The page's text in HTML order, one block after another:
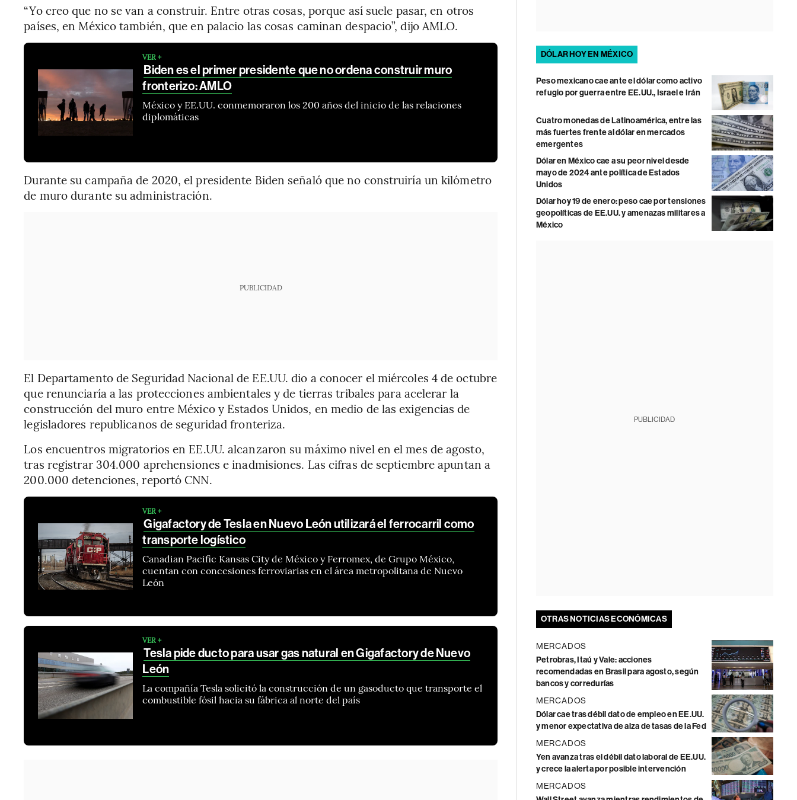
“Yo creo que no se van a construir. Entre otras cosas, porque así suele pasar, en otros
países, en México también, que en palacio las cosas caminan despacio”, dijo AMLO.
VER +
Biden es el primer presidente que no ordena construir muro
fronterizo: AMLO
México y EE.UU. conmemoraron los 200 años del inicio de las relaciones
diplomáticas
Durante su campaña de 2020, el presidente Biden señaló que no construiría un kilómetro
de muro durante su administración.
PUBLICIDAD
El Departamento de Seguridad Nacional de EE.UU. dio a conocer el miércoles 4 de octubre
que renunciaría a las protecciones ambientales y de tierras tribales para acelerar la
construcción del muro entre México y Estados Unidos, en medio de las exigencias de
legisladores republicanos de seguridad fronteriza.
Los encuentros migratorios en EE.UU. alcanzaron su máximo nivel en el mes de agosto,
tras registrar 304.000 aprehensiones e inadmisiones. Las cifras de septiembre apuntan a
200.000 detenciones, reportó CNN.
VER +
Gigafactory de Tesla en Nuevo León utilizará el ferrocarril como
transporte logístico
Canadian Pacific Kansas City de México y Ferromex, de Grupo México,
cuentan con concesiones ferroviarias en el área metropolitana de Nuevo
León
VER +
Tesla pide ducto para usar gas natural en Gigafactory de Nuevo
León
La compañía Tesla solicitó la construcción de un gasoducto que transporte el
combustible fósil hacia su fábrica al norte del país
DÓLAR HOY EN MÉXICO
Peso mexicano cae ante el dólar como activo
refugio por guerra entre EE.UU., Israel e Irán
Cuatro monedas de Latinoamérica, entre las
más fuertes frente al dólar en mercados
emergentes
Dólar en México cae a su peor nivel desde
mayo de 2024 ante política de Estados
Unidos
Dólar hoy 19 de enero: peso cae por tensiones
geopolíticas de EE.UU. y amenazas militares a
México
PUBLICIDAD
OTRAS NOTICIAS ECONÓMICAS
MERCADOS
Petrobras, Itaú y Vale: acciones
recomendadas en Brasil para agosto, según
bancos y corredurías
MERCADOS
Dólar cae tras débil dato de empleo en EE.UU.
y menor expectativa de alza de tasas de la Fed
MERCADOS
Yen avanza tras el débil dato laboral de EE.UU.
y crece la alerta por posible intervención
MERCADOS